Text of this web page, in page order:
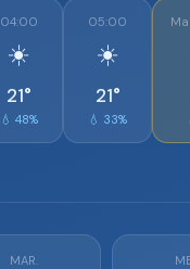
04:00
☀️
21°
💧 48%
05:00
☀️
21°
💧 33%
MAR.